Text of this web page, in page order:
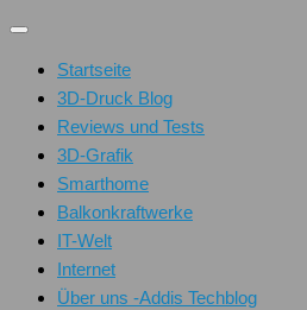
Unter
Inhalt
Startseite
3D-Druck Blog
Reviews und Tests
3D-Grafik
Smarthome
Balkonkraftwerke
IT-Welt
Internet
Über uns -Addis Techblog